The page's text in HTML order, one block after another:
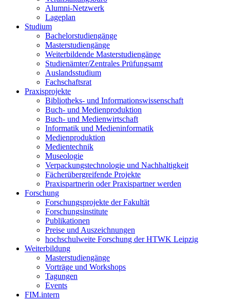
Alumni-Netzwerk
Lageplan
Studium
Bachelorstudiengänge
Masterstudiengänge
Weiterbildende Masterstudiengänge
Studienämter/Zentrales Prüfungsamt
Auslandsstudium
Fachschaftsrat
Praxisprojekte
Bibliotheks- und Informationswissenschaft
Buch- und Medienproduktion
Buch- und Medienwirtschaft
Informatik und Medieninformatik
Medienproduktion
Medientechnik
Museologie
Verpackungstechnologie und Nachhaltigkeit
Fächerübergreifende Projekte
Praxispartnerin oder Praxispartner werden
Forschung
Forschungsprojekte der Fakultät
Forschungsinstitute
Publikationen
Preise und Auszeichnungen
hochschulweite Forschung der HTWK Leipzig
Weiterbildung
Masterstudiengänge
Vorträge und Workshops
Tagungen
Events
FIM.intern